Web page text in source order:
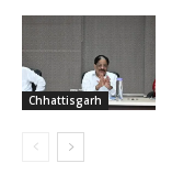
Chhattisgarh